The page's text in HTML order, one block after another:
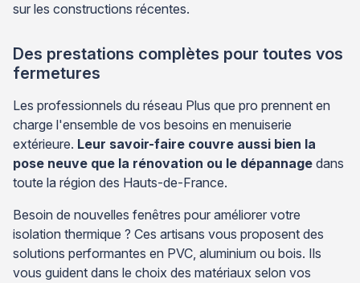
sur les constructions récentes.
Des prestations complètes pour toutes vos
fermetures
Les professionnels du réseau Plus que pro prennent en
charge l'ensemble de vos besoins en menuiserie
extérieure. Leur savoir-faire couvre aussi bien la
pose neuve que la rénovation ou le dépannage dans
toute la région des Hauts-de-France.
Besoin de nouvelles fenêtres pour améliorer votre
isolation thermique ? Ces artisans vous proposent des
solutions performantes en PVC, aluminium ou bois. Ils
vous guident dans le choix des matériaux selon vos